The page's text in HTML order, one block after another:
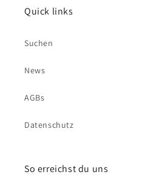
Quick links
Suchen
News
AGBs
Datenschutz
So erreichst du uns